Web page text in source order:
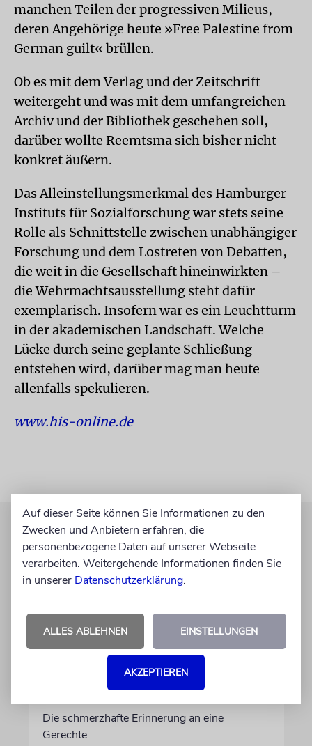
manchen Teilen der progressiven Milieus,
deren Angehörige heute »Free Palestine from
German guilt« brüllen.
Ob es mit dem Verlag und der Zeitschrift
weitergeht und was mit dem umfangreichen
Archiv und der Bibliothek geschehen soll,
darüber wollte Reemtsma sich bisher nicht
konkret äußern.
Das Alleinstellungsmerkmal des Hamburger
Instituts für Sozialforschung war stets seine
Rolle als Schnittstelle zwischen unabhängiger
Forschung und dem Lostreten von Debatten,
die weit in die Gesellschaft hineinwirkten –
die Wehrmachtsausstellung steht dafür
exemplarisch. Insofern war es ein Leuchtturm
in der akademischen Landschaft. Welche
Lücke durch seine geplante Schließung
entstehen wird, darüber mag man heute
allenfalls spekulieren.
www.his-online.de
KULTURKOLUMNE
Es gibt keine blöden Fragen
Die schmerzhafte Erinnerung an eine
Gerechte
Auf dieser Seite können Sie Informationen zu den
Zwecken und Anbietern erfahren, die
personenbezogene Daten auf unserer Webseite
verarbeiten. Weitergehende Informationen finden Sie
in unserer Datenschutzerklärung.
ALLES ABLEHNEN EINSTELLUNGEN
AKZEPTIEREN